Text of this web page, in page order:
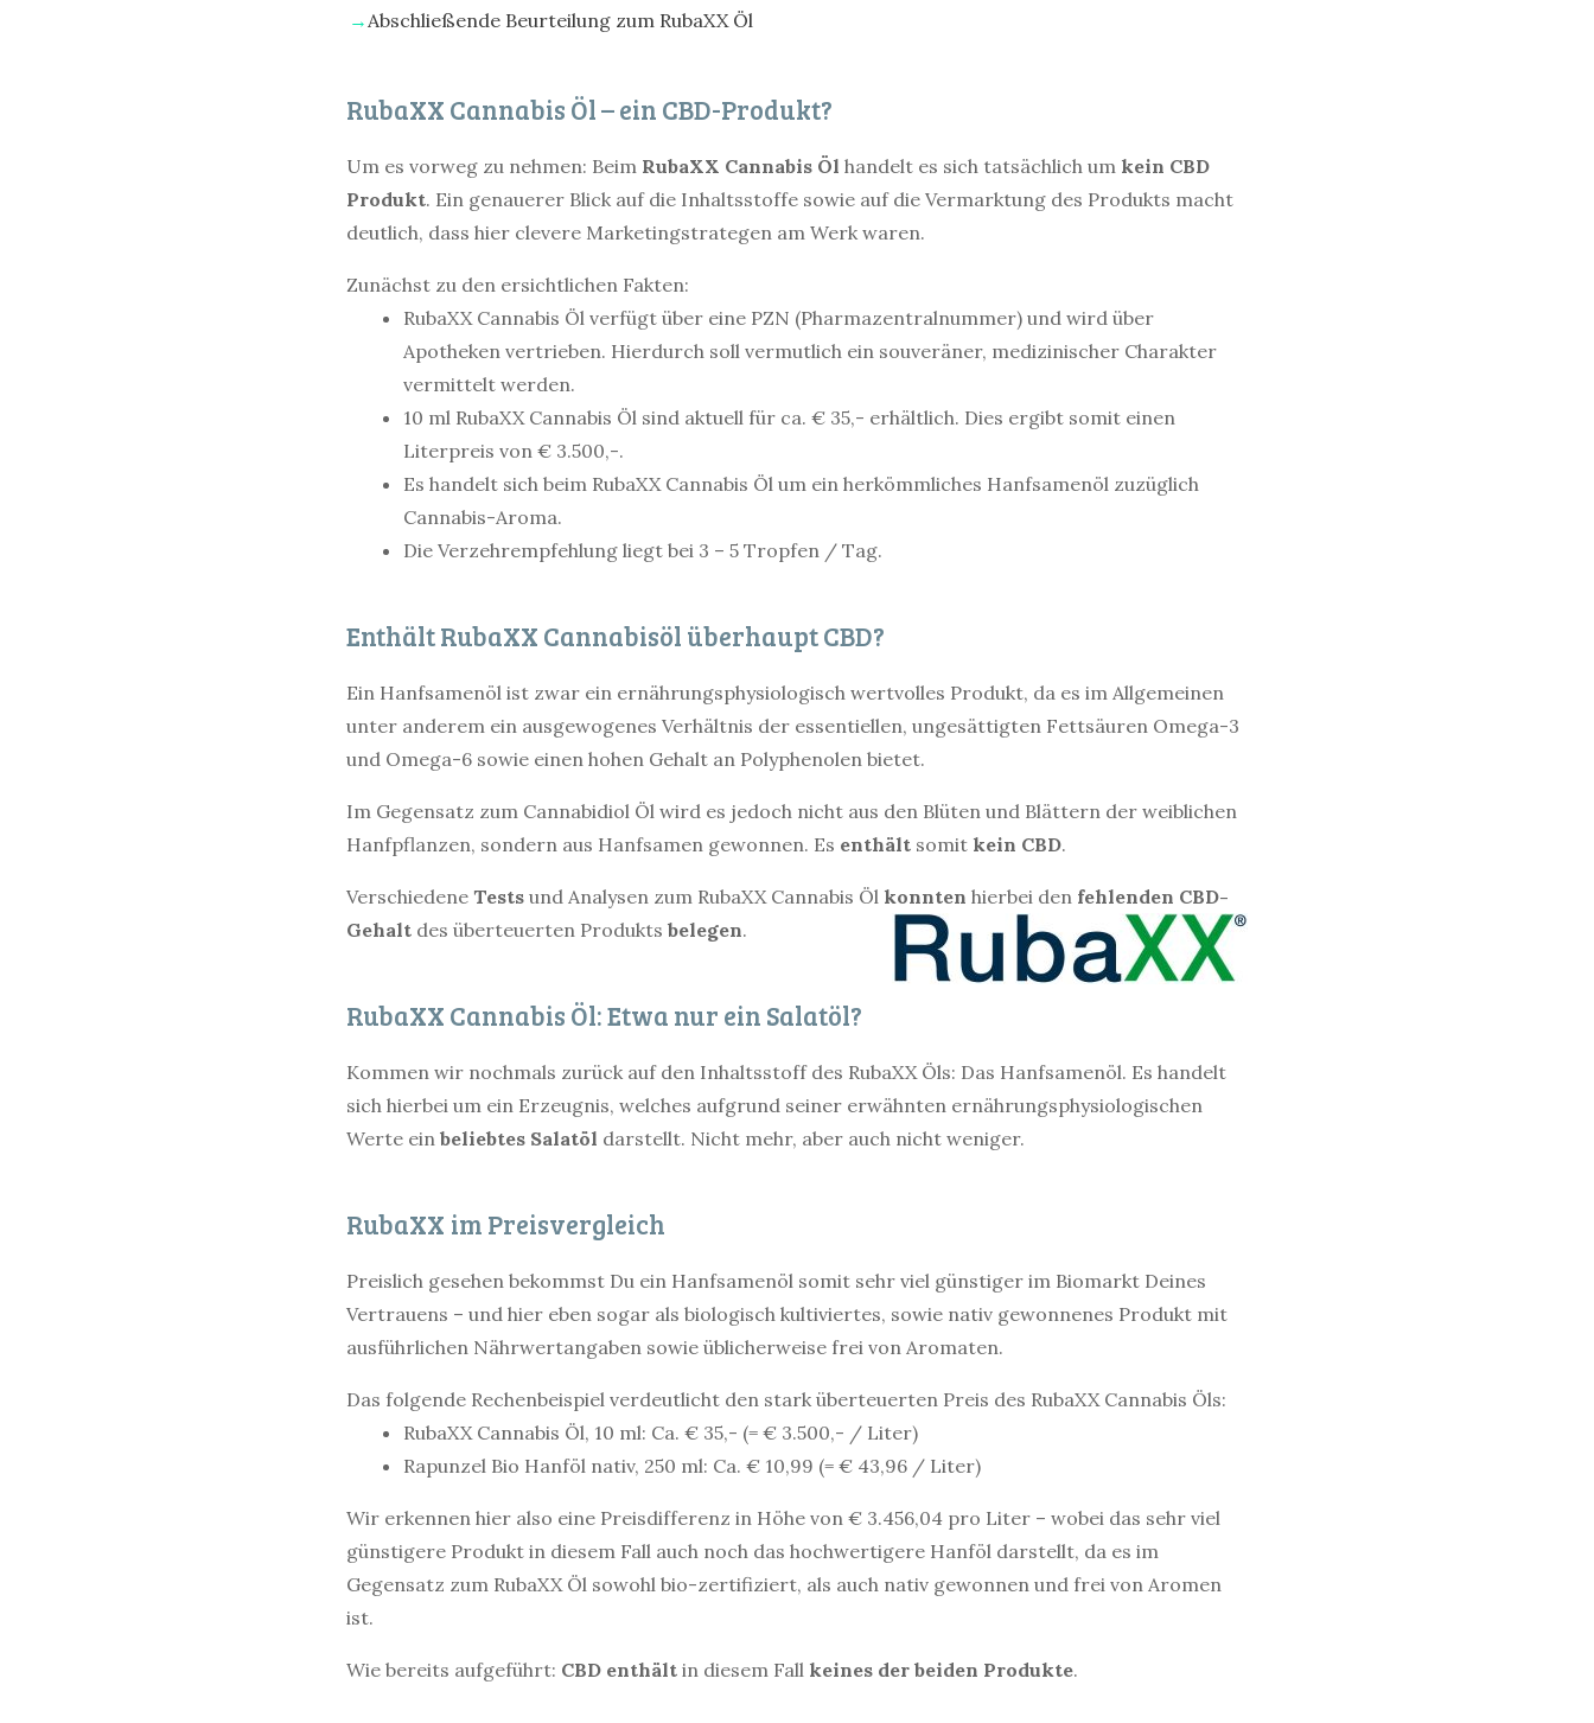
Abschließende Beurteilung zum RubaXX Öl
RubaXX Cannabis Öl – ein CBD-Produkt?
Um es vorweg zu nehmen: Beim RubaXX Cannabis Öl handelt es sich tatsächlich um kein CBD
Produkt. Ein genauerer Blick auf die Inhaltsstoffe sowie auf die Vermarktung des Produkts macht
deutlich, dass hier clevere Marketingstrategen am Werk waren.
Zunächst zu den ersichtlichen Fakten:
RubaXX Cannabis Öl verfügt über eine PZN (Pharmazentralnummer) und wird über
Apotheken vertrieben. Hierdurch soll vermutlich ein souveräner, medizinischer Charakter
vermittelt werden.
10 ml RubaXX Cannabis Öl sind aktuell für ca. € 35,- erhältlich. Dies ergibt somit einen
Literpreis von € 3.500,-.
Es handelt sich beim RubaXX Cannabis Öl um ein herkömmliches Hanfsamenöl zuzüglich
Cannabis-Aroma.
Die Verzehrempfehlung liegt bei 3 – 5 Tropfen / Tag.
Enthält RubaXX Cannabisöl überhaupt CBD?
Ein Hanfsamenöl ist zwar ein ernährungsphysiologisch wertvolles Produkt, da es im Allgemeinen
unter anderem ein ausgewogenes Verhältnis der essentiellen, ungesättigten Fettsäuren Omega-3
und Omega-6 sowie einen hohen Gehalt an Polyphenolen bietet.
Im Gegensatz zum Cannabidiol Öl wird es jedoch nicht aus den Blüten und Blättern der weiblichen
Hanfpflanzen, sondern aus Hanfsamen gewonnen. Es enthält somit kein CBD.
Verschiedene Tests und Analysen zum RubaXX Cannabis Öl konnten hierbei den fehlenden CBD-
Gehalt des überteuerten Produkts belegen.
RubaXX Cannabis Öl: Etwa nur ein Salatöl?
Kommen wir nochmals zurück auf den Inhaltsstoff des RubaXX Öls: Das Hanfsamenöl. Es handelt
sich hierbei um ein Erzeugnis, welches aufgrund seiner erwähnten ernährungsphysiologischen
Werte ein beliebtes Salatöl darstellt. Nicht mehr, aber auch nicht weniger.
RubaXX im Preisvergleich
Preislich gesehen bekommst Du ein Hanfsamenöl somit sehr viel günstiger im Biomarkt Deines
Vertrauens – und hier eben sogar als biologisch kultiviertes, sowie nativ gewonnenes Produkt mit
ausführlichen Nährwertangaben sowie üblicherweise frei von Aromaten.
Das folgende Rechenbeispiel verdeutlicht den stark überteuerten Preis des RubaXX Cannabis Öls:
RubaXX Cannabis Öl, 10 ml: Ca. € 35,- (= € 3.500,- / Liter)
Rapunzel Bio Hanföl nativ, 250 ml: Ca. € 10,99 (= € 43,96 / Liter)
Wir erkennen hier also eine Preisdifferenz in Höhe von € 3.456,04 pro Liter – wobei das sehr viel
günstigere Produkt in diesem Fall auch noch das hochwertigere Hanföl darstellt, da es im
Gegensatz zum RubaXX Öl sowohl bio-zertifiziert, als auch nativ gewonnen und frei von Aromen
ist.
Wie bereits aufgeführt: CBD enthält in diesem Fall keines der beiden Produkte.